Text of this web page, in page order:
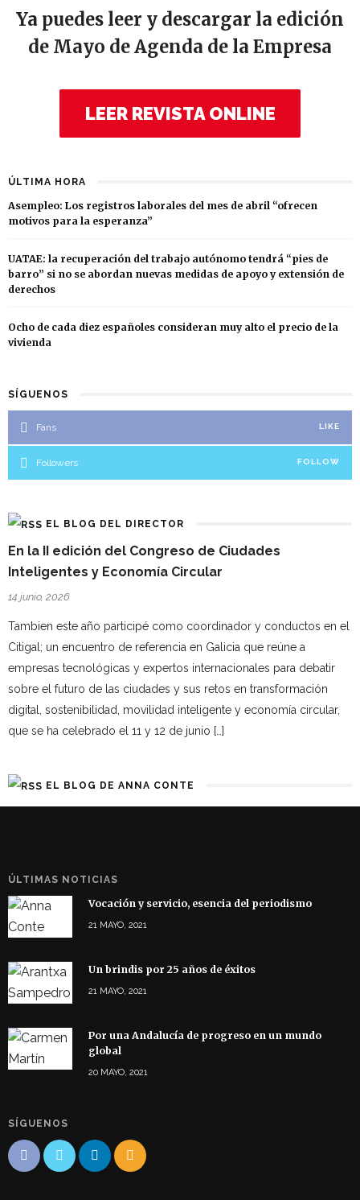
Ya puedes leer y descargar la edición
de Mayo de Agenda de la Empresa
LEER REVISTA ONLINE
ÚLTIMA HORA
Asempleo: Los registros laborales del mes de abril “ofrecen
motivos para la esperanza”
UATAE: la recuperación del trabajo autónomo tendrá “pies de
barro” si no se abordan nuevas medidas de apoyo y extensión de
derechos
Ocho de cada diez españoles consideran muy alto el precio de la
vivienda
SÍGUENOS
Fans LIKE
Followers FOLLOW
EL BLOG DEL DIRECTOR
En la II edición del Congreso de Ciudades
Inteligentes y Economía Circular
14 junio, 2026
Tambien este año participé como coordinador y conductos en el
Citigal; un encuentro de referencia en Galicia que reúne a
empresas tecnológicas y expertos internacionales para debatir
sobre el futuro de las ciudades y sus retos en transformación
digital, sostenibilidad, movilidad inteligente y economía circular,
que se ha celebrado el 11 y 12 de junio […]
EL BLOG DE ANNA CONTE
ÚLTIMAS NOTICIAS
Vocación y servicio, esencia del periodismo
21 MAYO, 2021
Un brindis por 25 años de éxitos
21 MAYO, 2021
Por una Andalucía de progreso en un mundo
global
20 MAYO, 2021
SÍGUENOS